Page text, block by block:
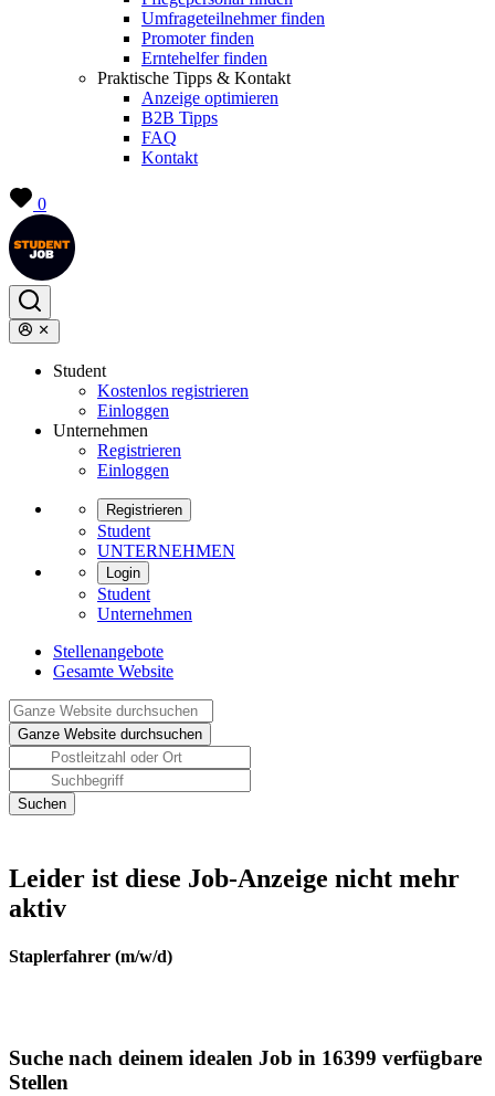
Umfrageteilnehmer finden
Promoter finden
Erntehelfer finden
Praktische Tipps & Kontakt
Anzeige optimieren
B2B Tipps
FAQ
Kontakt
0
Student
Kostenlos registrieren
Einloggen
Unternehmen
Registrieren
Einloggen
Registrieren
Student
UNTERNEHMEN
Login
Student
Unternehmen
Stellenangebote
Gesamte Website
Leider ist diese Job-Anzeige nicht mehr
aktiv
Staplerfahrer (m/w/d)
Suche nach deinem idealen Job in 16399 verfügbare
Stellen